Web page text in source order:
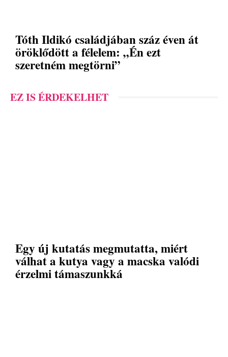
Tóth Ildikó családjában száz éven át
öröklődött a félelem: „Én ezt
szeretném megtörni”
EZ IS ÉRDEKELHET
Egy új kutatás megmutatta, miért
válhat a kutya vagy a macska valódi
érzelmi támaszunkká